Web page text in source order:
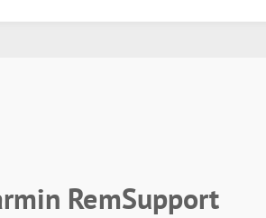
RemSupport